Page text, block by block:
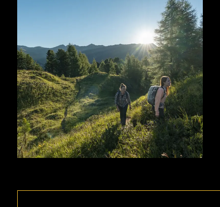
Motorräder: kostenlos
Wir empfehlen den Abschluss einer
Reiseversicherung, damit Ihre
Kosten bei einem verspäteten
Antritt oder einer vorzeitigen
Abreise infolge Unfall, Krankheit
und höherer Gewalt (z. B. bei
Straßensperrung wegen Lawinen
oder Felssturz) rückerstattet
werden.